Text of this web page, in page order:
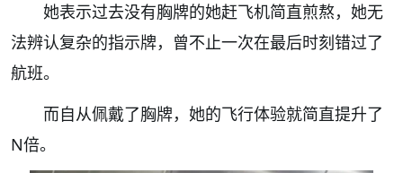
她表示过去没有胸牌的她赶飞机简直煎熬，她无
法辨认复杂的指示牌，曾不止一次在最后时刻错过了
航班。
而自从佩戴了胸牌，她的飞行体验就简直提升了
N倍。